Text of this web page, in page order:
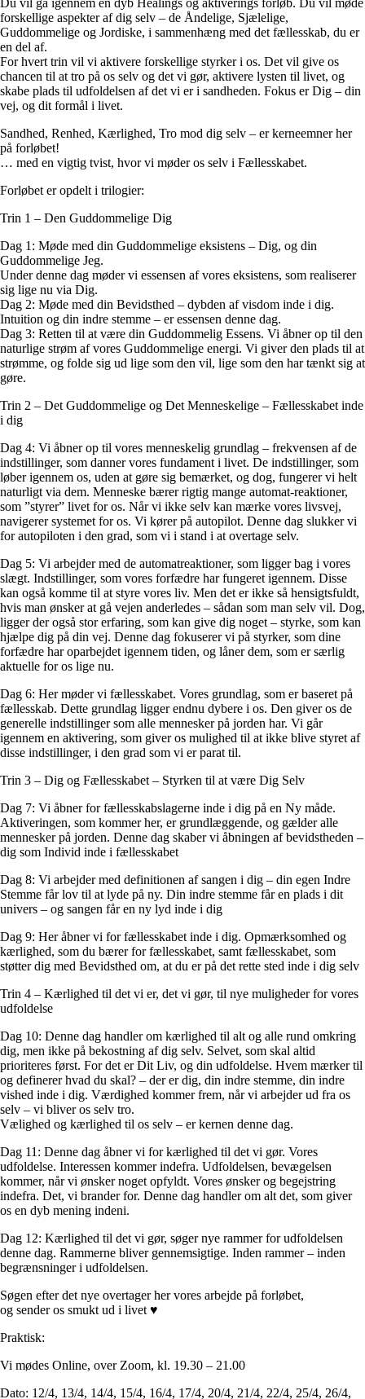
forskellige aspekter af dig selv – de Åndelige, Sjælelige,
Guddommelige og Jordiske, i sammenhæng med det fællesskab, du er
en del af.
For hvert trin vil vi aktivere forskellige styrker i os. Det vil give os
chancen til at tro på os selv og det vi gør, aktivere lysten til livet, og
skabe plads til udfoldelsen af det vi er i sandheden. Fokus er Dig – din
vej, og dit formål i livet.
Sandhed, Renhed, Kærlighed, Tro mod dig selv – er kerneemner her
på forløbet!
… med en vigtig tvist, hvor vi møder os selv i Fællesskabet.
Forløbet er opdelt i trilogier:
Trin 1 – Den Guddommelige Dig
Dag 1: Møde med din Guddommelige eksistens – Dig, og din
Guddommelige Jeg.
Under denne dag møder vi essensen af vores eksistens, som realiserer
sig lige nu via Dig.
Dag 2: Møde med din Bevidsthed – dybden af visdom inde i dig.
Intuition og din indre stemme – er essensen denne dag.
Dag 3: Retten til at være din Guddommelig Essens. Vi åbner op til den
naturlige strøm af vores Guddommelige energi. Vi giver den plads til at
strømme, og folde sig ud lige som den vil, lige som den har tænkt sig at
gøre.
Trin 2 – Det Guddommelige og Det Menneskelige – Fællesskabet inde
i dig
Dag 4: Vi åbner op til vores menneskelig grundlag – frekvensen af de
indstillinger, som danner vores fundament i livet. De indstillinger, som
løber igennem os, uden at gøre sig bemærket, og dog, fungerer vi helt
naturligt via dem. Menneske bærer rigtig mange automat-reaktioner,
som ”styrer” livet for os. Når vi ikke selv kan mærke vores livsvej,
navigerer systemet for os. Vi kører på autopilot. Denne dag slukker vi
for autopiloten i den grad, som vi i stand i at overtage selv.
Dag 5: Vi arbejder med de automatreaktioner, som ligger bag i vores
slægt. Indstillinger, som vores forfædre har fungeret igennem. Disse
kan også komme til at styre vores liv. Men det er ikke så hensigtsfuldt,
hvis man ønsker at gå vejen anderledes – sådan som man selv vil. Dog,
ligger der også stor erfaring, som kan give dig noget – styrke, som kan
hjælpe dig på din vej. Denne dag fokuserer vi på styrker, som dine
forfædre har oparbejdet igennem tiden, og låner dem, som er særlig
aktuelle for os lige nu.
Dag 6: Her møder vi fællesskabet. Vores grundlag, som er baseret på
fællesskab. Dette grundlag ligger endnu dybere i os. Den giver os de
generelle indstillinger som alle mennesker på jorden har. Vi går
igennem en aktivering, som giver os mulighed til at ikke blive styret af
disse indstillinger, i den grad som vi er parat til.
Trin 3 – Dig og Fællesskabet – Styrken til at være Dig Selv
Dag 7: Vi åbner for fællesskabslagerne inde i dig på en Ny måde.
Aktiveringen, som kommer her, er grundlæggende, og gælder alle
mennesker på jorden. Denne dag skaber vi åbningen af bevidstheden –
dig som Individ inde i fællesskabet
Dag 8: Vi arbejder med definitionen af sangen i dig – din egen Indre
Stemme får lov til at lyde på ny. Din indre stemme får en plads i dit
univers – og sangen får en ny lyd inde i dig
Dag 9: Her åbner vi for fællesskabet inde i dig. Opmærksomhed og
kærlighed, som du bærer for fællesskabet, samt fællesskabet, som
støtter dig med Bevidsthed om, at du er på det rette sted inde i dig selv
Trin 4 – Kærlighed til det vi er, det vi gør, til nye muligheder for vores
udfoldelse
Dag 10: Denne dag handler om kærlighed til alt og alle rund omkring
dig, men ikke på bekostning af dig selv. Selvet, som skal altid
prioriteres først. For det er Dit Liv, og din udfoldelse. Hvem mærker til
og definerer hvad du skal? – der er dig, din indre stemme, din indre
vished inde i dig. Værdighed kommer frem, når vi arbejder ud fra os
selv – vi bliver os selv tro.
Vælighed og kærlighed til os selv – er kernen denne dag.
Dag 11: Denne dag åbner vi for kærlighed til det vi gør. Vores
udfoldelse. Interessen kommer indefra. Udfoldelsen, bevægelsen
kommer, når vi ønsker noget opfyldt. Vores ønsker og begejstring
indefra. Det, vi brander for. Denne dag handler om alt det, som giver
os en dyb mening indeni.
Dag 12: Kærlighed til det vi gør, søger nye rammer for udfoldelsen
denne dag. Rammerne bliver gennemsigtige. Inden rammer – inden
begrænsninger i udfoldelsen.
Søgen efter det nye overtager her vores arbejde på forløbet,
og sender os smukt ud i livet ♥
Praktisk:
Vi mødes Online, over Zoom, kl. 19.30 – 21.00
Dato: 12/4, 13/4, 14/4, 15/4, 16/4, 17/4, 20/4, 21/4, 22/4, 25/4, 26/4,